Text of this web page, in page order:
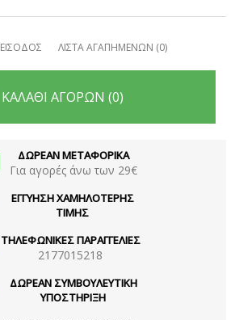
ΕΙΣΟΔΟΣ ΛΙΣΤΑ ΑΓΑΠΗΜΕΝΩΝ (0)
ΚΑΛΑΘΙ ΑΓΟΡΩΝ (0)
ΔΩΡΕΑΝ ΜΕΤΑΦΟΡΙΚΑ
Για αγορές άνω των 29€
ΕΓΓΥΗΣΗ ΧΑΜΗΛΟΤΕΡΗΣ
ΤΙΜΗΣ
ΤΗΛΕΦΩΝΙΚΕΣ ΠΑΡΑΓΓΕΛΙΕΣ
2177015218
ΔΩΡΕΑΝ ΣΥΜΒΟΥΛΕΥΤΙΚΗ
ΥΠΟΣΤΗΡΙΞΗ